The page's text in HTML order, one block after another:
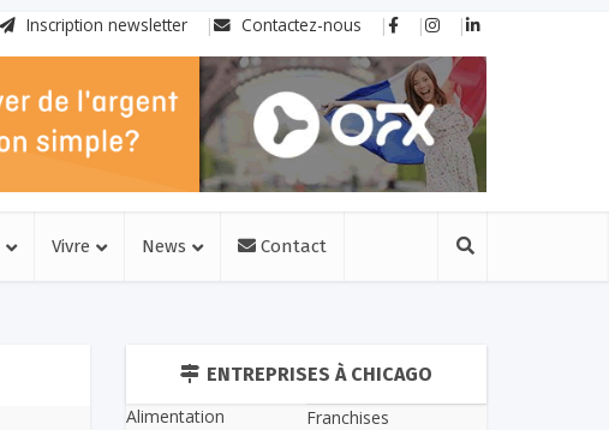
Inscription newsletter Contactez-nous
Vivre News Contact
ENTREPRISES À CHICAGO
Alimentation
Franchises